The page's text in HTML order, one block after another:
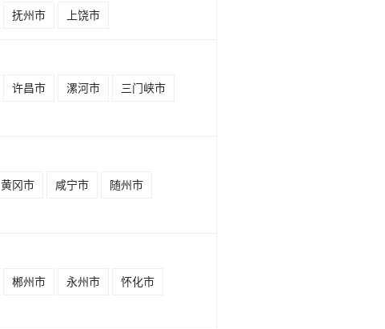
抚州市 上饶市
许昌市 漯河市
三门峡市
黄冈市 咸宁市
随州市
郴州市 永州市
怀化市